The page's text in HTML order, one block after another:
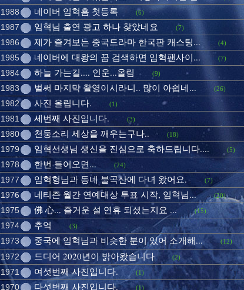
1988 네이버 임혁홈 첫등록 (6)
1987 임혁님 출연 광고 하나 찾았네요 (7)
1986 제가 즐겨보는 중국드라마 한국판 캐스팅... (4)
1985 네이버에 대왕의 꿈 검색하면 임혁팬사이... (7)
1984 하늘 가는길.... 인운...올림 (9)
1983 벌써 마지막 촬영이시라니.. 많이 아쉽네... (26)
1982 사진 올립니다. (1)
1981 세번째 사진입니다. (3)
1980 천둥소리 세상을 깨우는구나.. (18)
1979 임혁선생님 생신을 진심으로 축하드립니다.... (5)
1978 한번 들어오면... (24)
1977 임혁형님과 동네 불곡산에 다녀 왔어요. (7)
1976 네티즌 월간 연예대상 투표 시작, 임혁님... (20)
1975 佛 心... 즐거운 설 연휴 되셨는지요 ... (15)
1974 추억 (3)
1973 중국에 임혁님과 비슷한 분이 있어 소개해... (12)
1972 드디어 2020년이 밝아왔습니다 (2)
1971 여섯번째 사진입니다. (1)
1970 다섯번째 사진입니다. (1)